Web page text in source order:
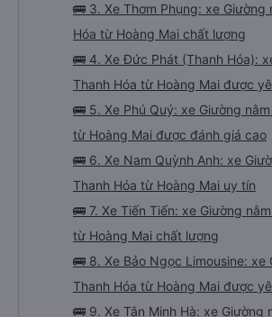
🚌 3. Xe Thơm Phụng: xe Giường
Hóa từ Hoàng Mai chất lượng
🚌 4. Xe Đức Phát (Thanh Hóa):
Thanh Hóa từ Hoàng Mai được
🚌 5. Xe Phú Quý: xe Giường
từ Hoàng Mai được đánh giá cao
🚌 6. Xe Nam Quỳnh Anh: xe
Thanh Hóa từ Hoàng Mai uy tín
🚌 7. Xe Tiến Tiến: xe Giường
từ Hoàng Mai chất lượng
🚌 8. Xe Bảo Ngọc Limousine: xe
Thanh Hóa từ Hoàng Mai được
🚌 9. Xe Tân Minh Hà: xe Giường